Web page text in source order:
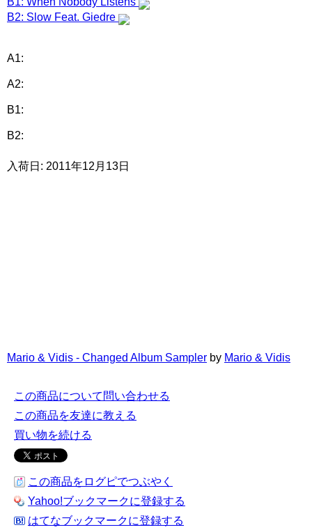
B2: Slow Feat. Giedre
A1:
A2:
B1:
B2:
入荷日: 2011年12月13日
Mario & Vidis - Changed Album Sampler by Mario & Vidis
この商品について問い合わせる
この商品を友達に教える
買い物を続ける
この商品をログピでつぶやく
Yahoo!ブックマークに登録する
はてなブックマークに登録する